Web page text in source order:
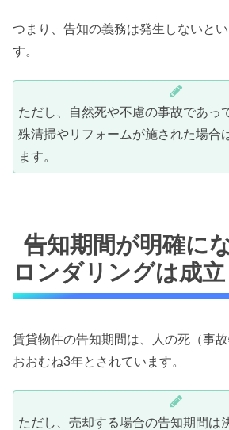
つまり、告知の義務は発生しないと
す。
ただし、自然死や不慮の事故であっ
殊清掃やリフォームが施された場合
ます。
告知期間が明確に
ロンダリングは成
賃貸物件の告知期間は、人の死（事故
おおむね3年とされています。
ただし、売却する場合の告知期間は